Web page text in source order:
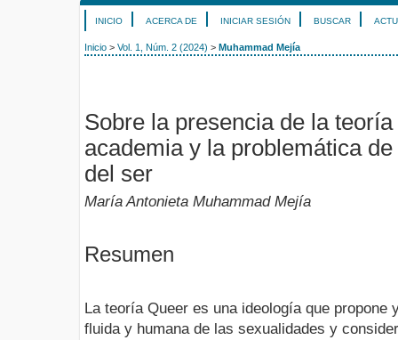
INICIO ACERCA DE INICIAR SESIÓN BUSCAR
Inicio > Vol. 1, Núm. 2 (2024) > Muhammad Mejía
Sobre la presencia de la
academia y la problemática
del ser
María Antonieta Muhammad Mejía
Resumen
La teoría Queer es una ideología que propone
fluida y humana de las sexualidades y